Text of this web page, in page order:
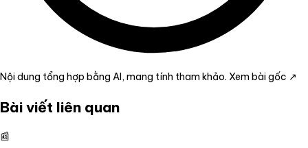
Nội dung tổng hợp bằng AI, mang tính tham khảo. Xem bài gốc ↗
Bài viết liên quan
📰